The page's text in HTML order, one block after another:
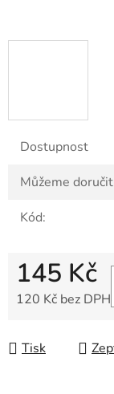
Dostupnost
Můžeme
Kód:
145 Kč
120 Kč bez DPH
Tisk